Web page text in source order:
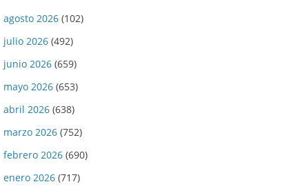
agosto 2026 (102)
julio 2026 (492)
junio 2026 (659)
mayo 2026 (653)
abril 2026 (638)
marzo 2026 (752)
febrero 2026 (690)
enero 2026 (717)